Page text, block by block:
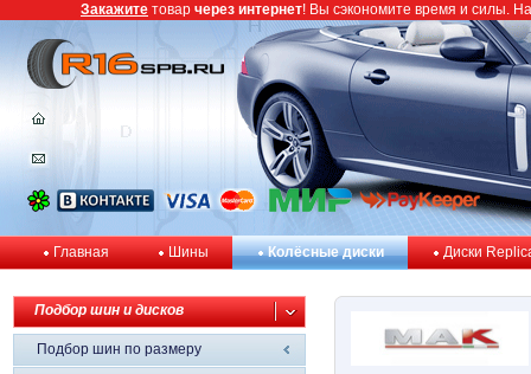
Главная Шины Колёсные диски Диски
Подбор шин и дисков
Подбор шин по размеру
Закажите товар через интернет! Вы сэкономите время и силы.